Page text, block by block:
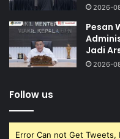
2026-
Pesan
Jadi
2026-
Follow us
Error Can not Get